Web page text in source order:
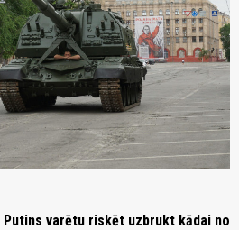
varētu riskēt uzbrukt kādai no